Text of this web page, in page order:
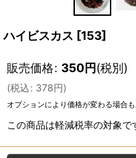
ハイビスカス [153]
販売価格: 350円(税別)
(税込: 378円)
オプションにより価格が変わる場合も
この商品は軽減税率の対象で